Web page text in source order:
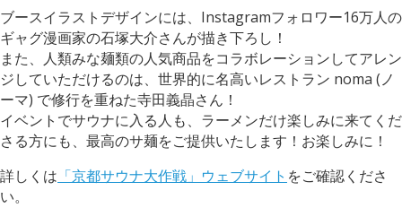
ブースイラストデザインには、Instagramフォロワー16万人の
ギャグ漫画家の石塚大介さんが描き下ろし！
また、人類みな麺類の人気商品をコラボレーションしてアレン
ジしていただけるのは、世界的に名高いレストラン noma (ノ
ーマ) で修行を重ねた寺田義晶さん！
イベントでサウナに入る人も、ラーメンだけ楽しみに来てくだ
さる方にも、最高のサ麺をご提供いたします！お楽しみに！
詳しくは 「京都サウナ大作戦」ウェブサイト をご確認くださ
い。